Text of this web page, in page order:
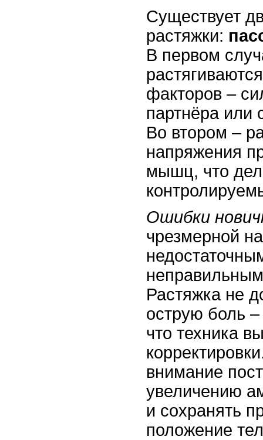
Существует
растяжки:
В первом
факторов –
партнёра или
Во втором –
напряжения
мышц, что
Ошибки
чрезмерной
Растяжка не
острую боль –
что техника
внимание
увеличению
и сохранять
положение